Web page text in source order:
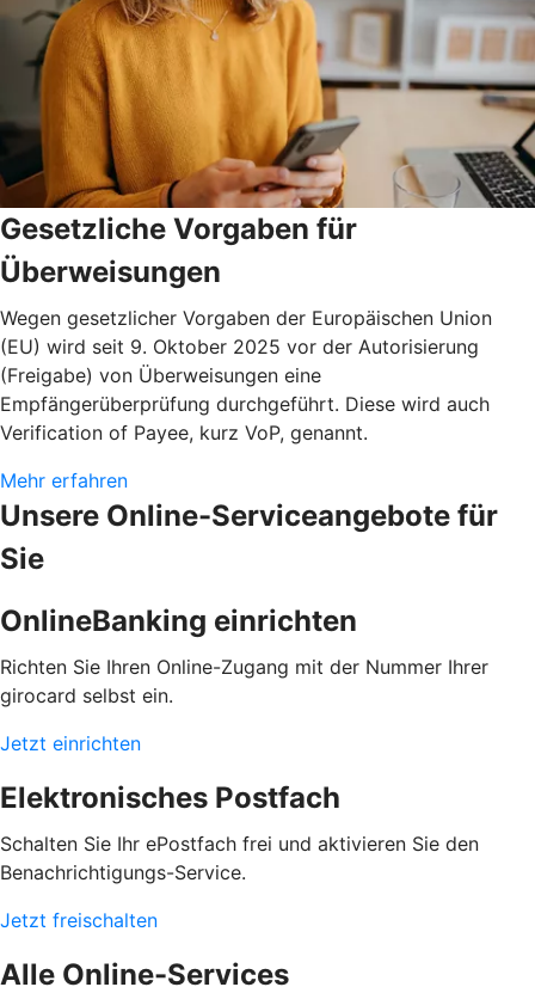
Gesetzliche Vorgaben für
Überweisungen
Wegen gesetzlicher Vorgaben der Europäischen Union
(EU) wird seit 9. Oktober 2025 vor der Autorisierung
(Freigabe) von Überweisungen eine
Empfängerüberprüfung durchgeführt. Diese wird auch
Verification of Payee, kurz VoP, genannt.
Mehr erfahren
Unsere Online-Serviceangebote für
Sie
OnlineBanking einrichten
Richten Sie Ihren Online-Zugang mit der Nummer Ihrer
girocard selbst ein.
Jetzt einrichten
Elektronisches Postfach
Schalten Sie Ihr ePostfach frei und aktivieren Sie den
Benachrichtigungs-Service.
Jetzt freischalten
Alle Online-Services